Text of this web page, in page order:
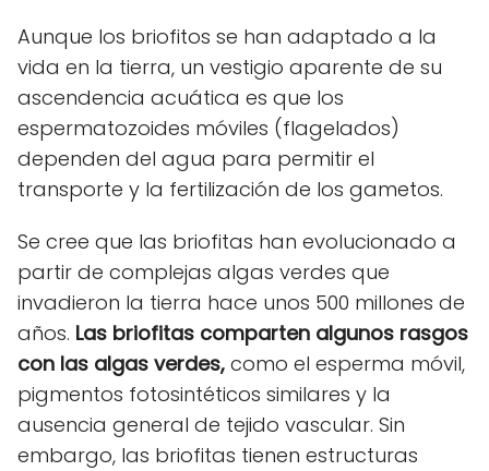
Aunque los briofitos se han adaptado a la
vida en la tierra, un vestigio aparente de su
ascendencia acuática es que los
espermatozoides móviles (flagelados)
dependen del agua para permitir el
transporte y la fertilización de los gametos.
Se cree que las briofitas han evolucionado a
partir de complejas algas verdes que
invadieron la tierra hace unos 500 millones de
años. Las briofitas comparten algunos rasgos
con las algas verdes, como el esperma móvil,
pigmentos fotosintéticos similares y la
ausencia general de tejido vascular. Sin
embargo, las briofitas tienen estructuras